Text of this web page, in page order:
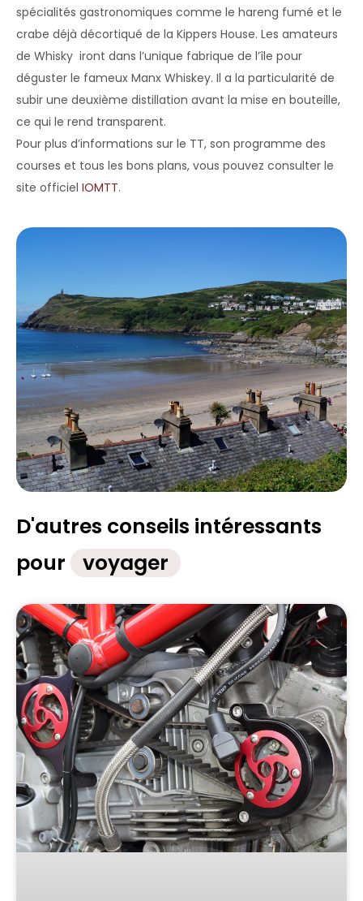
spécialités gastronomiques comme le hareng fumé et le
crabe déjà décortiqué de la Kippers House. Les amateurs
de Whisky iront dans l’unique fabrique de l’île pour
déguster le fameux Manx Whiskey. Il a la particularité de
subir une deuxième distillation avant la mise en bouteille,
ce qui le rend transparent.
Pour plus d’informations sur le TT, son programme des
courses et tous les bons plans, vous pouvez consulter le
site officiel IOMTT.
D'autres conseils intéressants
pour
voyager